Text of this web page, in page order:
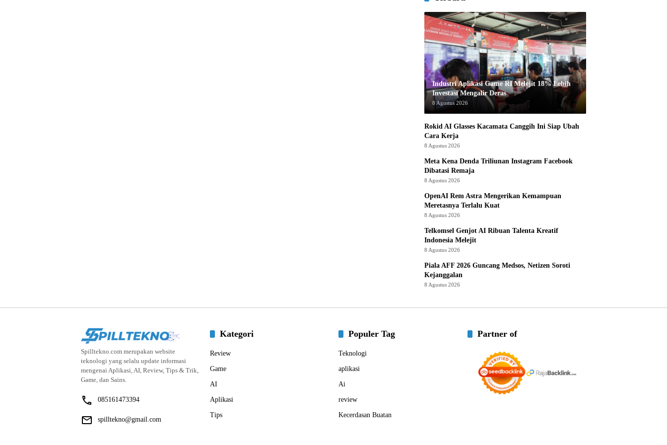
Industri Aplikasi Game RI Melejit 18% Lebih
Investasi Mengalir Deras
8 Agustus 2026
Rokid AI Glasses Kacamata Canggih Ini Siap Ubah
Cara Kerja
8 Agustus 2026
Meta Kena Denda Triliunan Instagram Facebook
Dibatasi Remaja
8 Agustus 2026
OpenAI Rem Astra Mengerikan Kemampuan
Meretasnya Terlalu Kuat
8 Agustus 2026
Telkomsel Genjot AI Ribuan Talenta Kreatif
Indonesia Melejit
8 Agustus 2026
Piala AFF 2026 Guncang Medsos, Netizen Soroti
Kejanggalan
8 Agustus 2026
Spilltekno.com merupakan website
teknologi yang selalu update informasi
mengenai Aplikasi, AI, Review, Tips & Trik,
Game, dan Sains.
085161473394
spilltekno@gmail.com
Kategori
Review
Game
AI
Aplikasi
Tips
Populer Tag
Teknologi
aplikasi
Ai
review
Kecerdasan Buatan
Partner of